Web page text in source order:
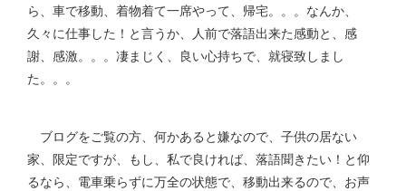
ら、車で移動、着物着て一席やって、帰宅。。。なんか、
久々に仕事した！と言うか、人前で落語出来た感動と、感
謝、感激。。。凄まじく、良い心持ちで、就寝致しまし
た。。。
ブログをご覧の方、何かあると嫌なので、子供の居ない
家、限定ですが、もし、私で良ければ、落語聞きたい！と仰
るなら、電車乗らずに万全の状態で、移動出来るので、お声